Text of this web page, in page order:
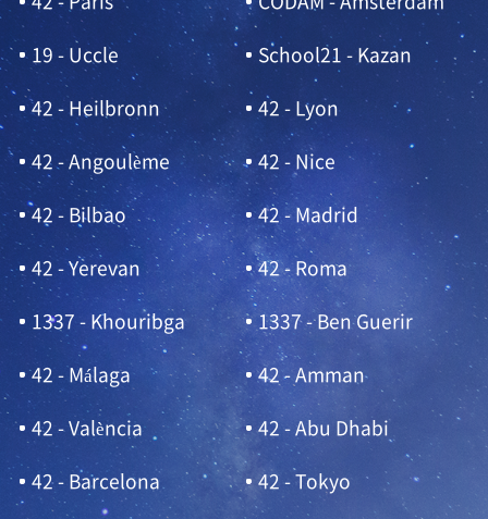
19 - Uccle
School21 - Kazan
42 - Heilbronn
42 - Lyon
42 - Angoulème
42 - Nice
42 - Bilbao
42 - Madrid
42 - Yerevan
42 - Roma
1337 - Khouribga
1337 - Ben Guerir
42 - Málaga
42 - Amman
42 - València
42 - Abu Dhabi
42 - Barcelona
42 - Tokyo